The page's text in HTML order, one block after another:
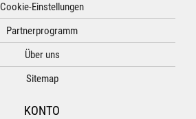
Cookie-Einstellungen
Partnerprogramm
Über uns
Sitemap
KONTO